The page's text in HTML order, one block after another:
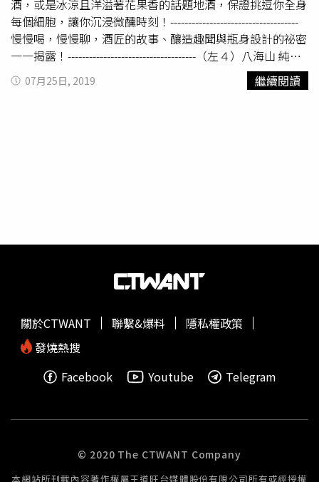
酒，或是冰涼且洋溢著花果香的話題地酒，保證挑逗你全身
每個細胞，讓你沉浸微醺時刻！------------------------------------
慢慢喝，慢慢聊，酒匠的故事、釀造趣聞與瓶身設計的祕密
一一揭露！------------------------------------（左４）八海山 純米
吟釀 雪室貯藏3年以新瀉魚沼市冬季豪雪堆建出的自然雪
室，低溫熟成三年而成，釀出的是古人智慧和大自然的力與
生魚片、燒物、洋食。．酒廠：八海釀造．新瀉縣．酒米：
45%．酒精濃度：17%．價格：4,800元／720ml．哪裡
嚐：開元食品-------------------------------------------（左２） 八海
售，是季節限定好酒。因其以山田錦作為掛米（釀造階段所
使用的米）來減少辛味，所以味道馥郁、質地輕盈。．酒
ぶき、トドロキワセ他．製法：純米原酒．精米步合：
擁有自家稻田，每年5月底，居民協助種稻後，秋天收割，
冬天釀酒，採用的也是當地的水，而「紀土」即代表「紀伊
07月25日, 2019 繼續閱讀
關於CTWANT 聯繫&爆料
隱私權政策
發燒熱搜
Facebook
Youtube Telegram
© 2020 The CTWANT Company
本網站所刊載內容著作權屬王道旺台媒體股份有限公司所有或經授權